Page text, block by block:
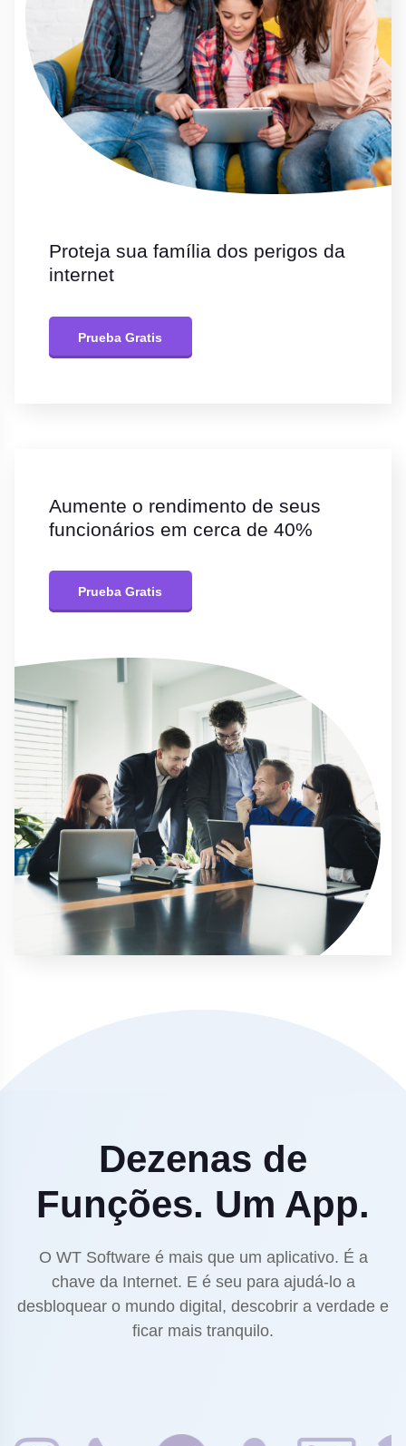
Proteja sua família dos perigos da
internet
Prueba Gratis
Aumente o rendimento de seus
funcionários em cerca de 40%
Prueba Gratis
Dezenas de
Funções. Um App.
O WT Software é mais que um aplicativo. É a
chave da Internet. E é seu para ajudá-lo a
desbloquear o mundo digital, descobrir a verdade e
ficar mais tranquilo.